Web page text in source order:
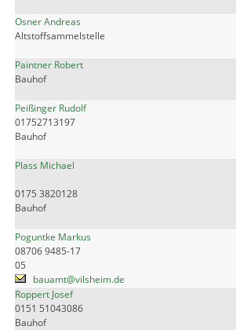
Osner Andreas
Altstoffsammelstelle
Paintner Robert
Bauhof
Peißinger Rudolf
01752713197
Bauhof
Plass Michael
0175 3820128
Bauhof
Poguntke Markus
08706 9485-17
05
bauamt@vilsheim.de
Roppert Josef
0151 51043086
Bauhof